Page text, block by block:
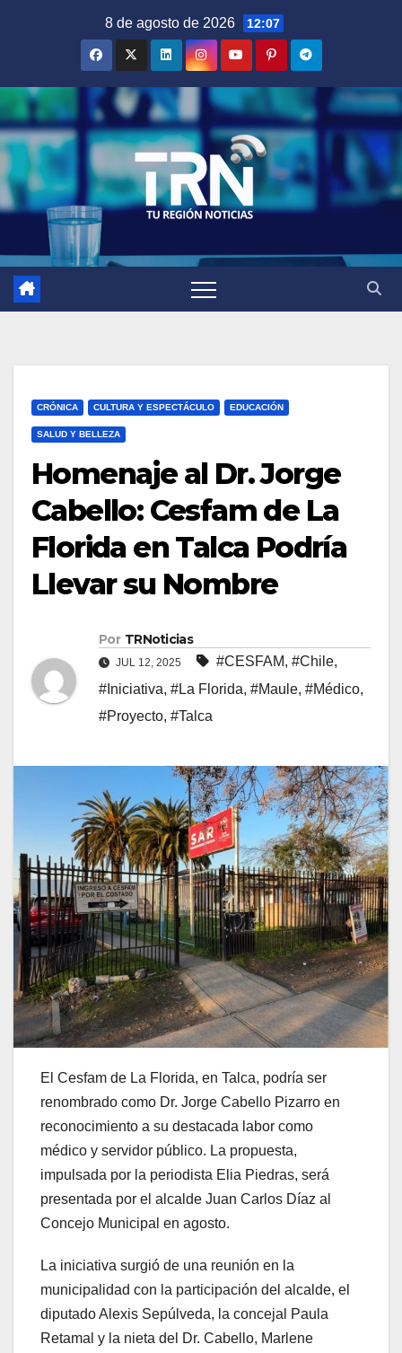
8 de agosto de 2026 12:07
CRÓNICA CULTURA Y ESPECTÁCULO EDUCACIÓN
SALUD Y BELLEZA
Homenaje al Dr. Jorge
Cabello: Cesfam de La
Florida en Talca Podría
Llevar su Nombre
Por TRNoticias
JUL 12, 2025 #CESFAM, #Chile,
#Iniciativa, #La Florida, #Maule, #Médico,
#Proyecto, #Talca
El Cesfam de La Florida, en Talca, podría ser
renombrado como Dr. Jorge Cabello Pizarro en
reconocimiento a su destacada labor como
médico y servidor público. La propuesta,
impulsada por la periodista Elia Piedras, será
presentada por el alcalde Juan Carlos Díaz al
Concejo Municipal en agosto.
La iniciativa surgió de una reunión en la
municipalidad con la participación del alcalde, el
diputado Alexis Sepúlveda, la concejal Paula
Retamal y la nieta del Dr. Cabello, Marlene